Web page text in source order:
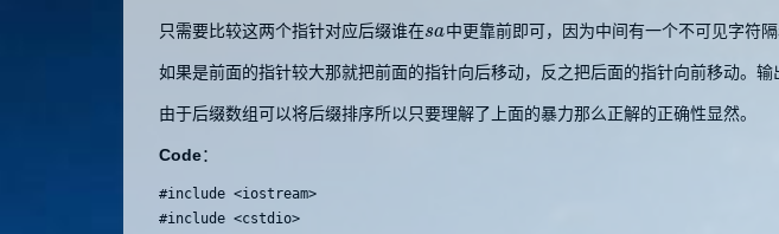
只需要比较这两个指针对应后缀谁在sa
sa 中更靠前即可，因为中间有一个不可见字符隔
如果是前面的指针较大那就把前面的指针向后移动，反之把后面的指针向前移动。输
由于后缀数组可以将后缀排序所以只要理解了上面的暴力那么正解的正确性显然。
Code：
#include <iostream>
#include <cstdio>